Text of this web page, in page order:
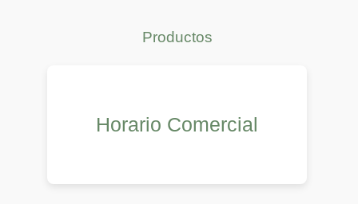
Productos
Horario Comercial